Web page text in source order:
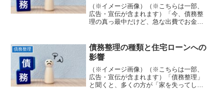
（※イメージ画像）（※こちらは一部、
広告・宣伝が含まれます）「今、債務整
理の真っ最中だけど、急な出費でお金が
られないだろうか？」もしあなたが今、
このような状況に直面して...
債務整理
債務整理の種類と住宅ローンへの
影響
（※イメージ画像）（※こちらは一部、
広告・宣伝が含まれます）「債務整理」
と聞くと、多くの方が「家を失ってしま